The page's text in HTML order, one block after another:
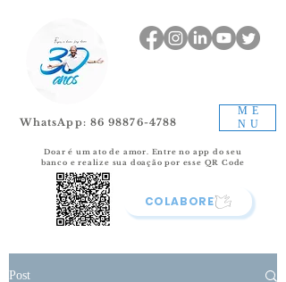
ME
NU
COLABORE
WhatsApp: 86 98876-4788
Doar é um ato de amor. Entre no app do seu
banco e realize sua doação por esse QR Code
Post